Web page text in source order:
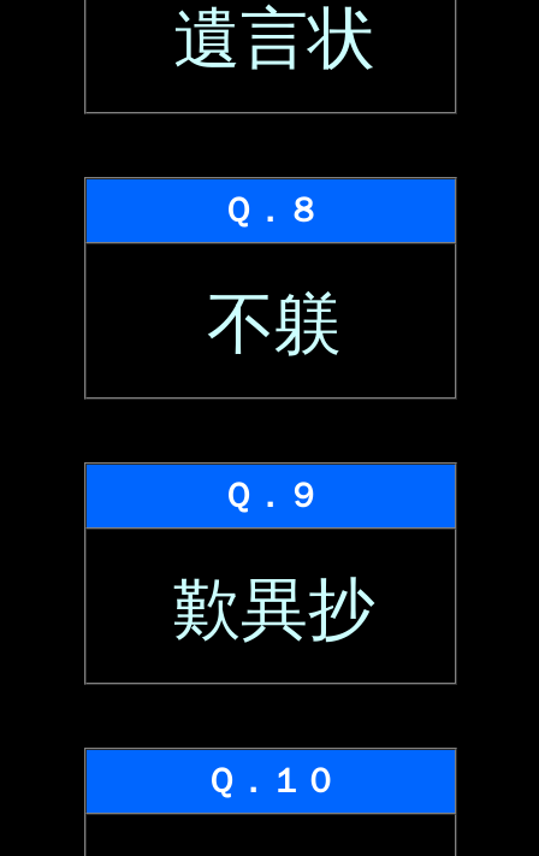
遺言状
Ｑ．８
不躾
Ｑ．９
歎異抄
Ｑ．１０